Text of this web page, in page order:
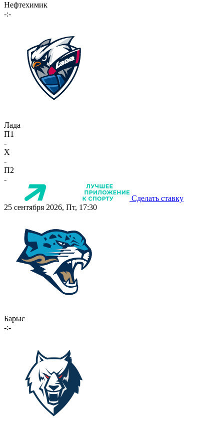
Нефтехимик
-:-
Лада
П1
-
X
-
П2
-
Сделать ставку
25 сентября 2026, Пт, 17:30
Барыс
-:-